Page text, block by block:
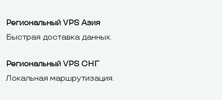
Региональный VPS Азия
Быстрая доставка данных.
Региональный VPS СНГ
Локальная маршрутизация.